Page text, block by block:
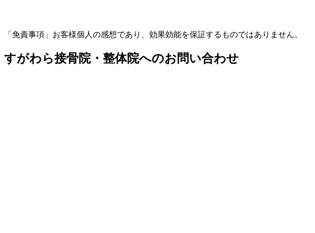
「免責事項」お客様個人の感想であり、効果効能を保証するものではありません。
すがわら接骨院・整体院へのお問い合わせ